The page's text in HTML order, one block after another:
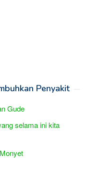
Penyakit
Gude
selama ini kita